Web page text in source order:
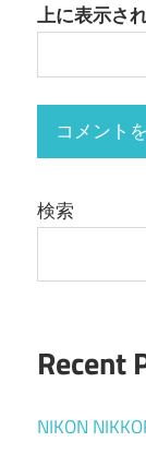
上に表示さ
検索
Recent
NIKON